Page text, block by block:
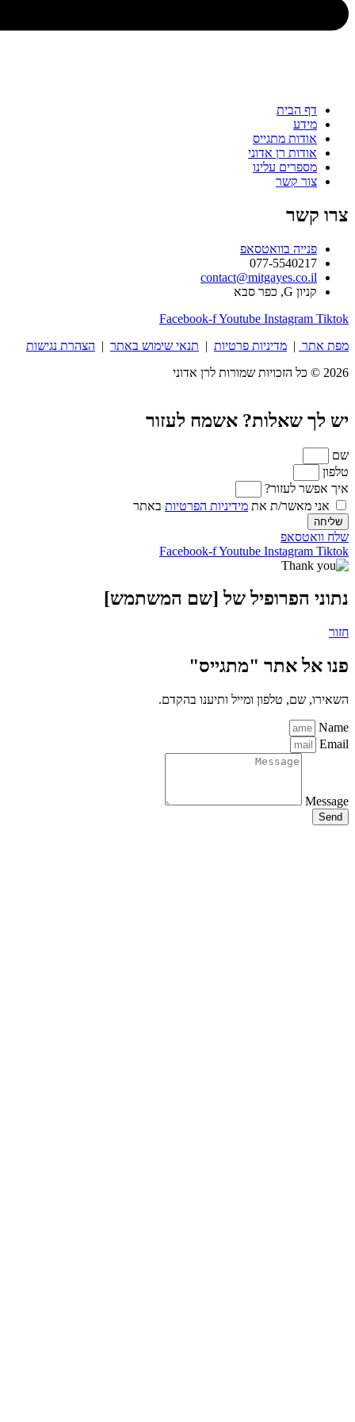
מתגייס
רן אדוני
עלינו
בוואטסאפ
077-
Facebook-fYoutube
|מדיניות פרטיות|תנאי שימוש באתר|הצהרת נגישות
אשמח לעזור
ת אתמידיניות הפרטיותבאתר
Facebook-fYoutube
של [שם המשתמש]
אתר "מתגייס"
טלפון ומייל ותיענו בהקדם.